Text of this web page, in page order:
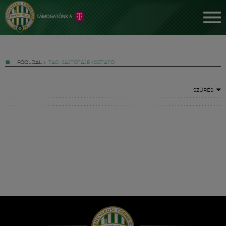
FŐOLDAL » TAG: SAJTÓTÁJÉKOZTATÓ
SZŰRÉS
Hírek